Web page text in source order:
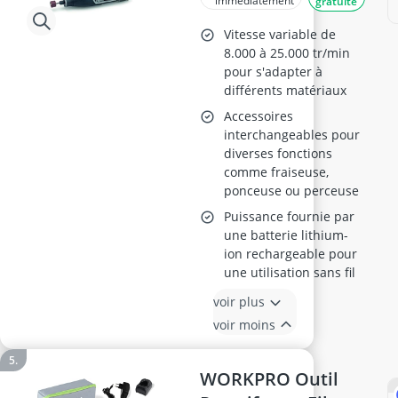
Vitesse variable de
8.000 à 25.000 tr/min
pour s'adapter à
différents matériaux
Accessoires
interchangeables pour
diverses fonctions
comme fraiseuse,
ponceuse ou perceuse
Puissance fournie par
une batterie lithium-
ion rechargeable pour
une utilisation sans fil
voir plus
voir moins
WORKPRO Outil